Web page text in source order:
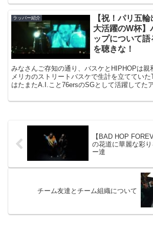
ラッパー紹介
【祝！パリ五
大活躍のW杯】
ップについて
を聴きな！
みなさんご存知の通り、バスケとHIPHOPは親
メリカのストリートバスケで生計を立てていた
はたまたA.I.こと76ersのSGとして活躍してた
【BAD HOP
の花道に華麗な彩
ー達
チーム友達とチーム組織について